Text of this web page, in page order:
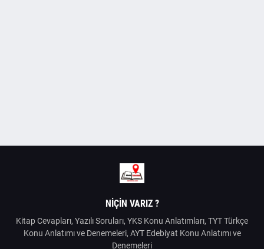
NIÇIN VARIZ ?
Kitap Cevapları, Yazılı Soruları, YKS Konu Anlatımları, TYT Türkçe
Konu Anlatımı ve Denemeleri, AYT Edebiyat Konu Anlatımı ve
Denemeleri